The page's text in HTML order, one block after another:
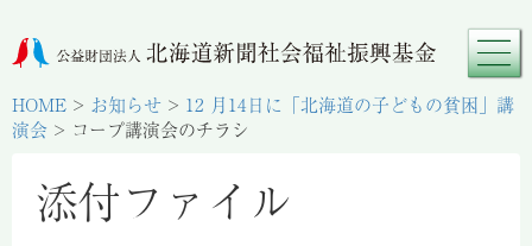
HOME > お知らせ > 12 月14日に「北海道の子どもの貧困」講
演会 > コープ講演会のチラシ
添付ファイル